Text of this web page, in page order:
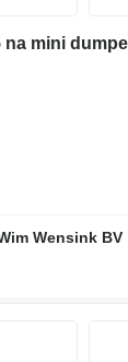
mini
Wensink BV